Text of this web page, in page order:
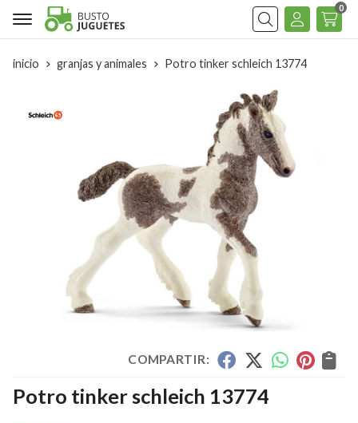
Buscar
0
inicio granjas y animales Potro tinker schleich 13774
COMPARTIR:
Potro tinker schleich 13774